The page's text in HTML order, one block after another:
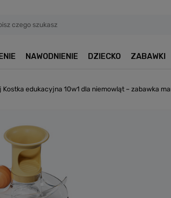
NAWODNIENIE DZIECKO ZABAWKI
Kostka edukacyjna 10w1 dla niemowląt – zabawka